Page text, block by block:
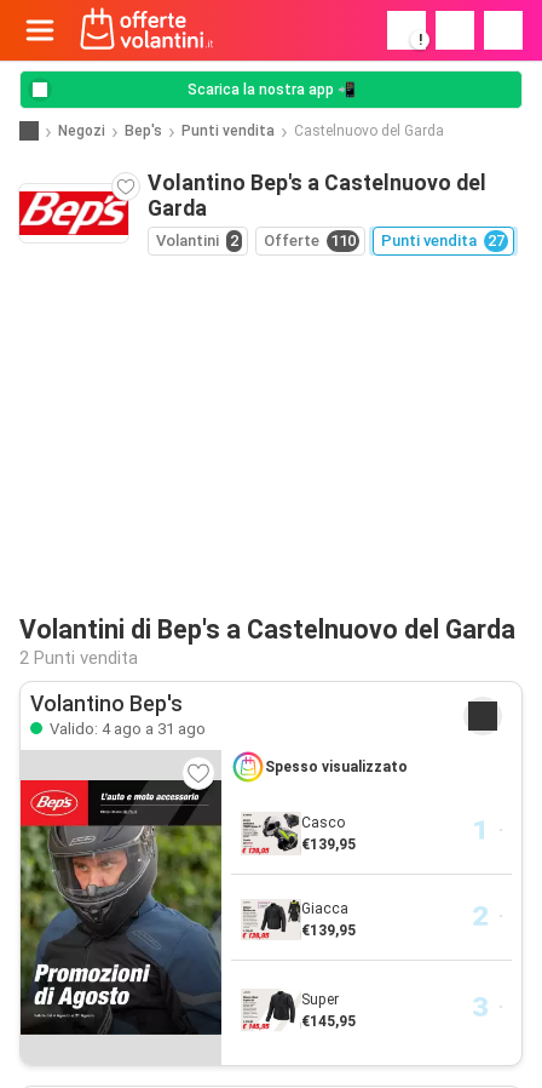
!
Scarica la nostra app 📲
Negozi Bep's Punti vendita Castelnuovo del Garda
Volantino Bep's a Castelnuovo del
Garda
Volantini 2 Offerte 110 Punti vendita 27
Volantini di Bep's a Castelnuovo del Garda
2 Punti vendita
Volantino Bep's
Valido: 4 ago a 31 ago
Spesso visualizzato
Casco
€139,95
Giacca
€139,95
Super
€145,95